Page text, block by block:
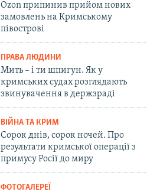
Ozon припинив прийом нових
замовлень на Кримському
півострові
ПРАВА ЛЮДИНИ
Мить – і ти шпигун. Як у
кримських судах розглядають
звинувачення в держзраді
ВІЙНА ТА КРИМ
Сорок днів, сорок ночей. Про
результати кримської операції з
примусу Росії до миру
ФОТОГАЛЕРЕЇ